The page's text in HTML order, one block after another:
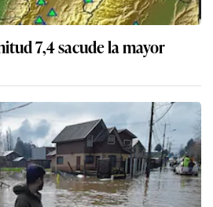
7,4 sacude la mayor